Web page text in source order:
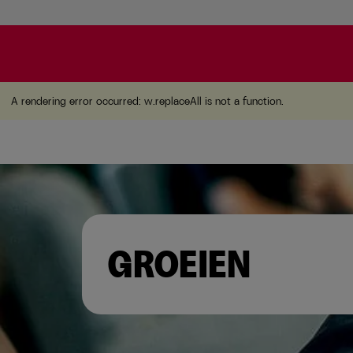
A rendering error occurred:w.replaceAll is not a function
A rendering error occurred: w.replaceAll is not a function.
GROEIEN